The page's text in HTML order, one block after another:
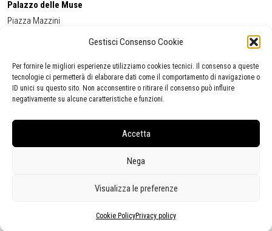
Gestisci Consenso Cookie
Per fornire le migliori esperienze utilizziamo cookies tecnici. Il consenso a queste
tecnologie ci permetterà di elaborare dati come il comportamento di navigazione o
ID unici su questo sito. Non acconsentire o ritirare il consenso può influire
negativamente su alcune caratteristiche e funzioni.
Accetta
Nega
Visualizza le preferenze
Cookie PolicyPrivacy policy
Palazzo delle Muse
Piazza Mazzini
Cell:+39 338 5714978 (orario apertura Galleria)
Tel:
+39 0584 944580
(orario 09.00/13.00)
Email:gamc@comune.viareggio.lu.it
Segnalazione di inaccessibilità